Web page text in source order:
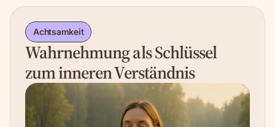
Achtsamkeit
Wahrnehmung als Schlüssel
zum inneren Verständnis